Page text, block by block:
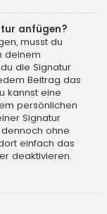
anfügen?
musst du
deinem
die Signatur
Beitrag das
kannst eine
persönlichen
Signatur
ohne
einfach das
deaktivieren.